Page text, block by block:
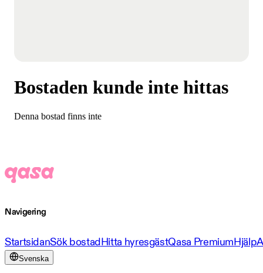
Bostaden kunde inte hittas
Denna bostad finns inte
Navigering
StartsidanSök bostadHitta hyresgästQasa PremiumHjälp
Svenska